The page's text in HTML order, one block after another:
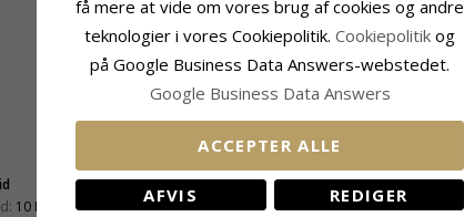
10 Hverdage
få mere at vide om vores brug af cookies og andre
teknologier i vores Cookiepolitik. Cookiepolitik og
på Google Business Data Answers-webstedet.
Google Business Data Answers
ACCEPTER ALLE
AFVIS REDIGER